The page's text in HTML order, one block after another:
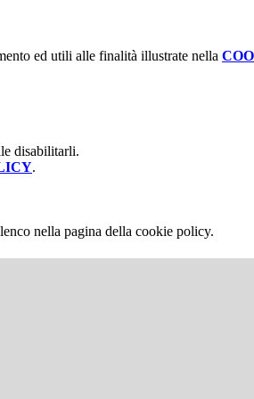
ed utili alle finalità illustrate nella
disabilitarli.
.
nella pagina della cookie policy.